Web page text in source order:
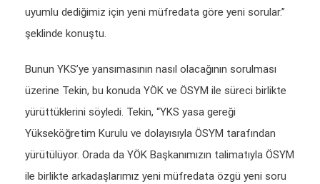
uyumlu dediğimiz için yeni müfredata göre yeni sorular.”
şeklinde konuştu.
Bunun YKS’ye yansımasının nasıl olacağının sorulması
üzerine Tekin, bu konuda YÖK ve ÖSYM ile süreci birlikte
yürüttüklerini söyledi. Tekin, “YKS yasa gereği
Yükseköğretim Kurulu ve dolayısıyla ÖSYM tarafından
yürütülüyor. Orada da YÖK Başkanımızın talimatıyla ÖSYM
ile birlikte arkadaşlarımız yeni müfredata özgü yeni soru